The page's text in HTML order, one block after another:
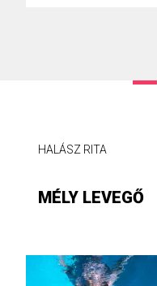
HALÁSZ RITA
MÉLY LEVEGŐ